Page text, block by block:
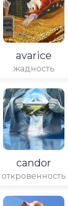
avarice
жадность
candor
откровенность